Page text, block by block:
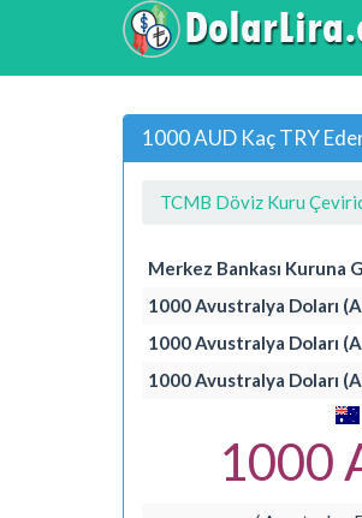
1000 AUD Kaç TRY
TCMB Döviz Kuru
Merkez Bankası Kuruna
1000 Avustralya Doları
1000 Avustralya Doları
1000 Avustralya Doları
1000